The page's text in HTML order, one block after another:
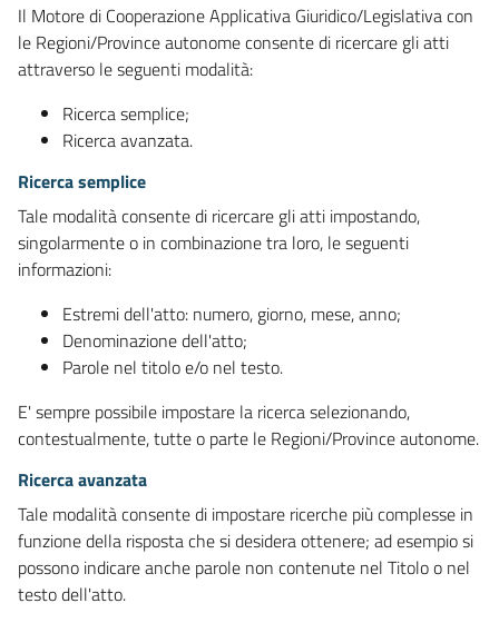
Il Motore di Cooperazione Applicativa Giuridico/Legislativa con
le Regioni/Province autonome consente di ricercare gli atti
attraverso le seguenti modalità:
Ricerca semplice;
Ricerca avanzata.
Ricerca semplice
Tale modalità consente di ricercare gli atti impostando,
singolarmente o in combinazione tra loro, le seguenti
informazioni:
Estremi dell'atto: numero, giorno, mese, anno;
Denominazione dell'atto;
Parole nel titolo e/o nel testo.
E' sempre possibile impostare la ricerca selezionando,
contestualmente, tutte o parte le Regioni/Province autonome.
Ricerca avanzata
Tale modalità consente di impostare ricerche più complesse in
funzione della risposta che si desidera ottenere; ad esempio si
possono indicare anche parole non contenute nel Titolo o nel
testo dell'atto.